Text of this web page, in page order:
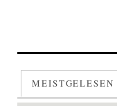
MEISTGELESEN